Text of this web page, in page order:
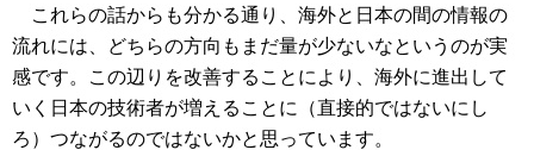
これらの話からも分かる通り、海外と日本の間の情報の
流れには、どちらの方向もまだ量が少ないなというのが実
感です。この辺りを改善することにより、海外に進出して
いく日本の技術者が増えることに（直接的ではないにし
ろ）つながるのではないかと思っています。